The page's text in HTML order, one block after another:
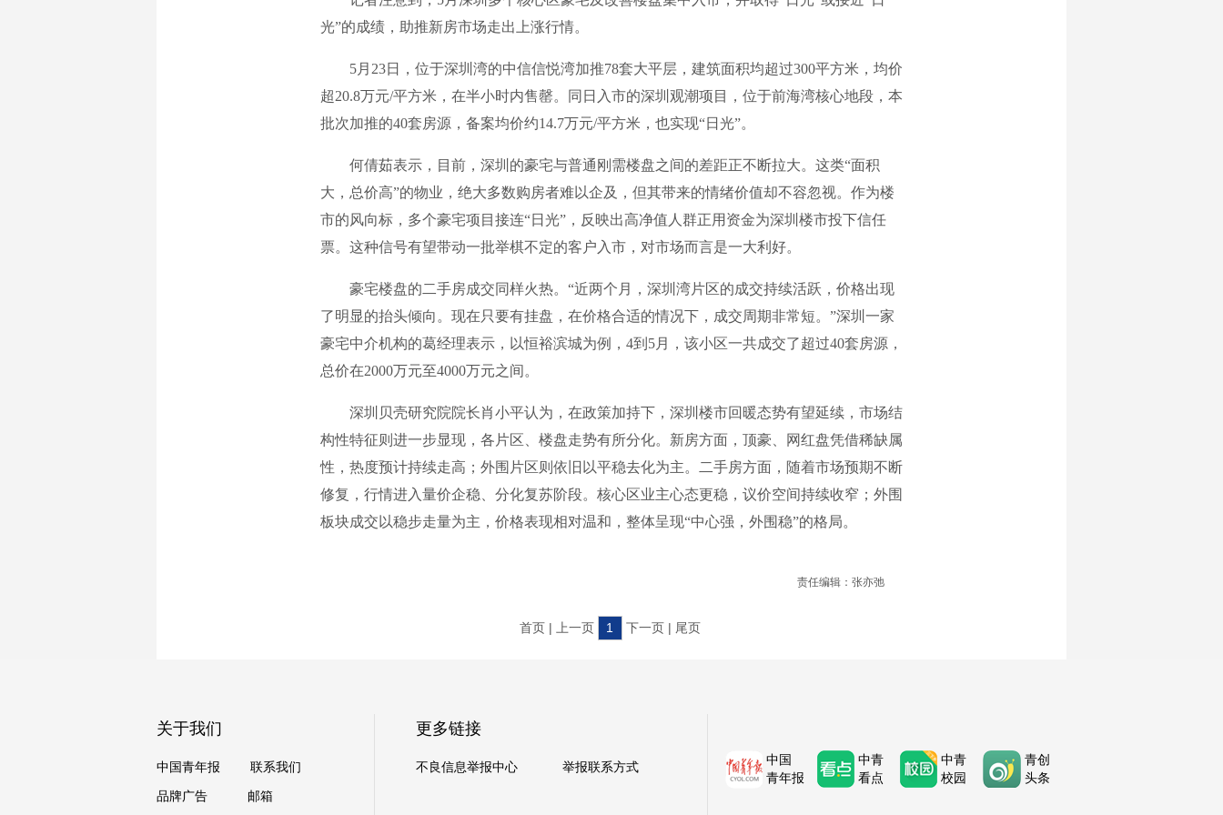
光”的成绩，助推新房市场走出上涨行情。
5月23日，位于深圳湾的中信信悦湾加推78套大平层，建筑面积均超过300平方米，均价
超20.8万元/平方米，在半小时内售罄。同日入市的深圳观潮项目，位于前海湾核心地段，本
批次加推的40套房源，备案均价约14.7万元/平方米，也实现“日光”。
何倩茹表示，目前，深圳的豪宅与普通刚需楼盘之间的差距正不断拉大。这类“面积
大，总价高”的物业，绝大多数购房者难以企及，但其带来的情绪价值却不容忽视。作为楼
市的风向标，多个豪宅项目接连“日光”，反映出高净值人群正用资金为深圳楼市投下信任
票。这种信号有望带动一批举棋不定的客户入市，对市场而言是一大利好。
豪宅楼盘的二手房成交同样火热。“近两个月，深圳湾片区的成交持续活跃，价格出现
了明显的抬头倾向。现在只要有挂盘，在价格合适的情况下，成交周期非常短。”深圳一家
豪宅中介机构的葛经理表示，以恒裕滨城为例，4到5月，该小区一共成交了超过40套房源，
总价在2000万元至4000万元之间。
深圳贝壳研究院院长肖小平认为，在政策加持下，深圳楼市回暖态势有望延续，市场结
构性特征则进一步显现，各片区、楼盘走势有所分化。新房方面，顶豪、网红盘凭借稀缺属
性，热度预计持续走高；外围片区则依旧以平稳去化为主。二手房方面，随着市场预期不断
修复，行情进入量价企稳、分化复苏阶段。核心区业主心态更稳，议价空间持续收窄；外围
板块成交以稳步走量为主，价格表现相对温和，整体呈现“中心强，外围稳”的格局。
责任编辑：张亦弛
首页 | 上一页 1 下一页 | 尾页
关于我们
中国青年报
联系我们
品牌广告
邮箱
更多链接
不良信息举报中心 举报联系方式
中国
青年报
中青
看点
中青
校园
青创
头条